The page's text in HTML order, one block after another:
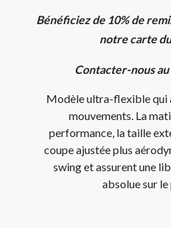
Bénéficiez de 10% de
notre carte
Contacter-nous au
Modèle ultra-flexible qui
mouvements. La
performance, la taille
coupe ajustée plus
swing et assurent une
absolue sur le